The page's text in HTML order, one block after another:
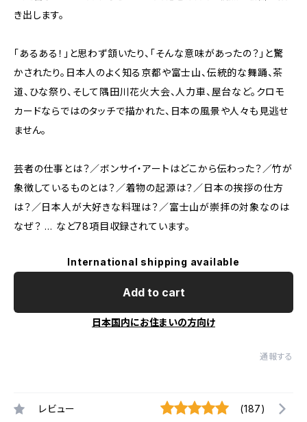
き出します。
「あるある！」と思わず頷いたり、「そんな意味があったの？」と驚
かされたり。日本人のよく知る京都や富士山、伝統的な舞踊、茶
道、ひな祭り、そして隅田川花火大会、人力車、屋台など。クロモ
カードならではのタッチで描かれた、日本の風景や人々も見逃せ
ません。
芸者の仕事とは？／ボンサイ・アートはどこから伝わった？／竹が
象徴しているものとは？／着物の起源は？／日本の挨拶の仕方
は？／日本人が大好きな料理は？／富士山が崇拝の対象なのは
なぜ？ … など78項目収録されています。
International shipping available
Add to cart
日本国内にお住まいの方向け
通報する
レビュー (187)